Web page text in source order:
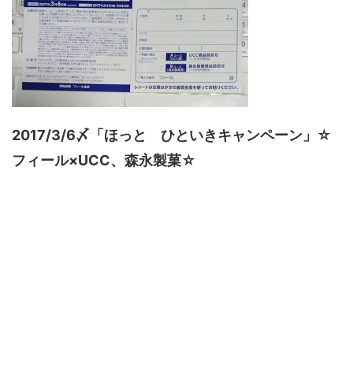
2017/3/6〆「ほっと ひといきキャンペーン」☆
フィール×UCC、森永製菓☆